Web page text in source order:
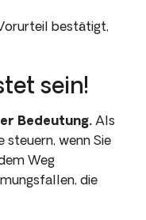
bestätigt,
sein!
Bedeutung. Als
steuern, wenn Sie
Weg
die